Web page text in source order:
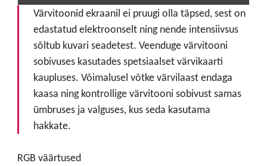
Värvitoonid ekraanil ei pruugi olla täpsed, sest on
edastatud elektroonselt ning nende intensiivsus
sõltub kuvari seadetest. Veenduge värvitooni
sobivuses kasutades spetsiaalset värvikaarti
kaupluses. Võimalusel võtke värvilaast endaga
kaasa ning kontrollige värvitooni sobivust samas
ümbruses ja valguses, kus seda kasutama
hakkate.
RGB väärtused